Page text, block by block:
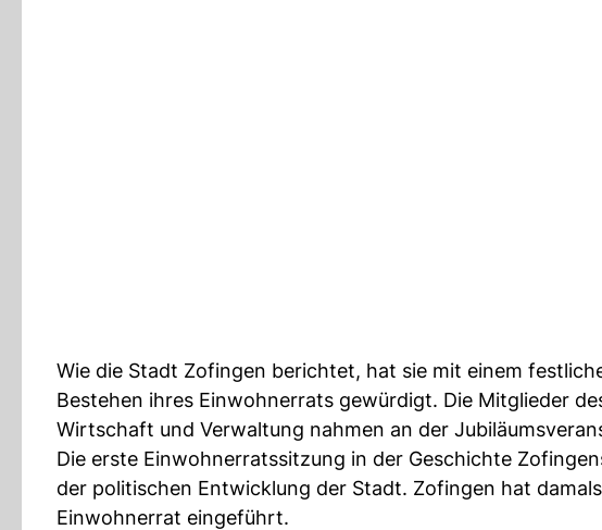
Wie die Stadt Zofingen berichtet, hat sie mit einem
Bestehen ihres Einwohnerrats gewürdigt. Die Mitglieder
Wirtschaft und Verwaltung nahmen an der
Die erste Einwohnerratssitzung in der Geschichte
der politischen Entwicklung der Stadt. Zofingen hat
Einwohnerrat eingeführt.